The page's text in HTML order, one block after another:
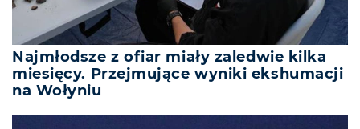
Najmłodsze z ofiar miały zaledwie kilka
miesięcy. Przejmujące wyniki ekshumacji
na Wołyniu